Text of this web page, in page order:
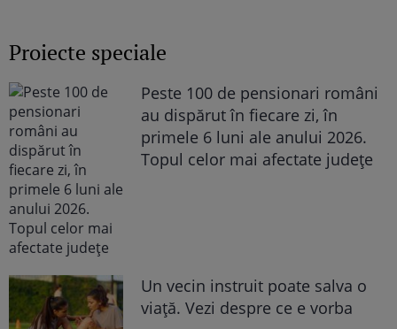
Proiecte speciale
Peste 100 de pensionari români
au dispărut în fiecare zi, în
primele 6 luni ale anului 2026.
Topul celor mai afectate județe
Un vecin instruit poate salva o
viață. Vezi despre ce e vorba